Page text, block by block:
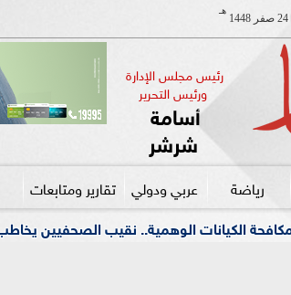
24 صفر 1448
هـ
رئيس مجلس الإدارة
ورئيس التحرير
أسامة
شرشر
رياضة عربي ودولي تقارير ومتابعات
نقيب الصحفيين يخاطب الوزراء